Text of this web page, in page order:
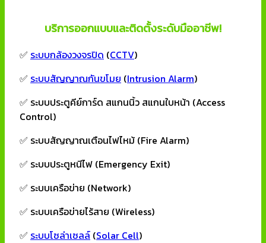
บริการออกแบบและติดตั้งระดับมืออาชีพ!
✅ ระบบกล้องวงจรปิด (CCTV)
✅ ระบบสัญญาณกันขโมย (Intrusion Alarm)
✅ ระบบประตูคีย์การ์ด สแกนนิ้ว สแกนใบหน้า (Access
Control)
✅ ระบบสัญญาณเตือนไฟไหม้ (Fire Alarm)
✅ ระบบประตูหนีไฟ (Emergency Exit)
✅ ระบบเครือข่าย (Network)
✅ ระบบเครือข่ายไร้สาย (Wireless)
✅ ระบบโซล่าเซลล์ (Solar Cell)